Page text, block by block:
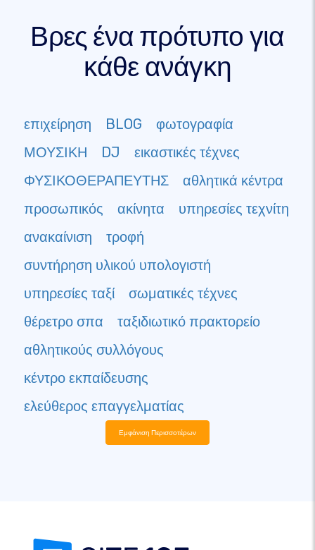
Βρες ένα πρότυπο για
κάθε ανάγκη
επιχείρηση BLOG
φωτογραφία
ΜΟΥΣΙΚΗ
DJ
εικαστικές τέχνες
ΦΥΣΙΚΟΘΕΡΑΠΕΥΤΗΣ
αθλητικά κέντρα
προσωπικός
ακίνητα
υπηρεσίες τεχνίτη
ανακαίνιση
τροφή
συντήρηση υλικού υπολογιστή
υπηρεσίες ταξί
σωματικές τέχνες
θέρετρο σπα
ταξιδιωτικό πρακτορείο
αθλητικούς συλλόγους
κέντρο εκπαίδευσης
ελεύθερος επαγγελματίας
Εμφάνιση Περισσοτέρων